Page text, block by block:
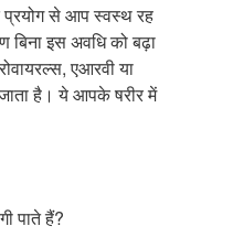
से आप स्वस्थ रह
इस अवधि को बढ़ा
एआरवी या
है। ये आपके षरीर में
पाते हैं?